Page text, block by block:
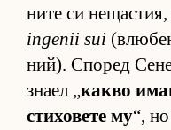
ните си
ingenii sui
ний). Спо­ред
знаел „какво
сти­хо­вете му“,